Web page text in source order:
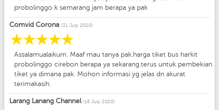
probolinggo k semarang jam berapa ya pak
Comvid Corona (31 July 2020)
☆
☆
☆
☆
☆
Assalamualaikum. Maaf mau tanya pak.harga tiket bus harkit
probolinggo cirebon berapa ya sekarang.terus untuk pembekian
tiket ya dimana pak. Mohon informasi yg jelas dn akurat
terimakasih.
Larang Lanang Channel (16 July 2020)